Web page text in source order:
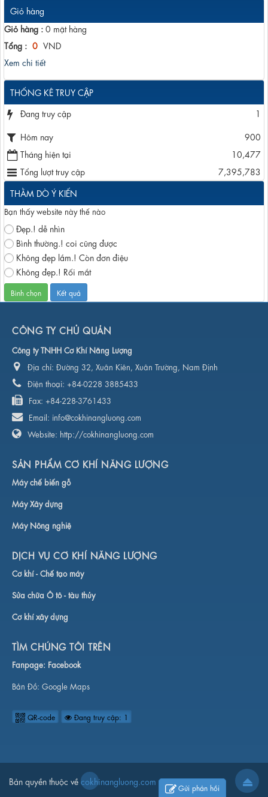
Giỏ hàng
Giỏ hàng : 0 mặt hàng
Tổng : 0 VND
Xem chi tiết
THỐNG KÊ TRUY CẬP
Đang truy cập
1
Hôm nay
900
Tháng hiện tại
10,477
Tổng lượt truy cập
7,395,783
THẰM DÒ Ý KIẾN
Bạn thấy website này thế nào
Đẹp.! dễ nhìn
Bình thường.! coi cũng được
Không đẹp lắm.! Còn đơn điệu
Không đẹp.! Rối mắt
CÔNG TY CHỦ QUẢN
Công ty TNHH Cơ Khí Năng Lượng
Địa chỉ: Đường 32, Xuân Kiên, Xuân Trường, Nam Định
Điện thoại: +84-0228 3885433
Fax: +84-228-3761433
Email: info@cokhinangluong.com
Website: http://cokhinangluong.com
SẢN PHẨM CƠ KHÍ NĂNG LƯỢNG
Máy chế biến gỗ
Máy Xây dựng
Máy Nông nghiệ
DỊCH VỤ CƠ KHÍ NĂNG LƯỢNG
Cơ khí -Chế tạo máy
Sửa chữa Ô tô - tàu thủy
Cơ khí xây dựng
TÌM CHÚNG TÔI TRÊN
Fanpage: Facebook
Bản Đồ: Google Maps
QR-code Đang truy cập: 1
Gửi phản hồi
Bản quyền thuộc về cokhinangluong.com